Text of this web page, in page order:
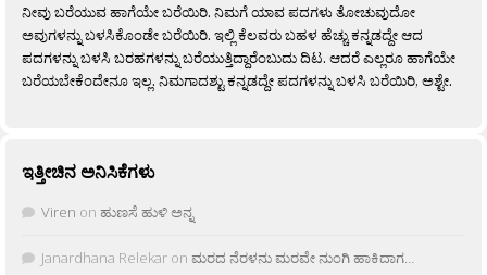
ನೀವು ಬರೆಯುವ ಹಾಗೆಯೇ ಬರೆಯಿರಿ. ನಿಮಗೆ ಯಾವ ಪದಗಳು ತೋಚುವುದೋ
ಅವುಗಳನ್ನು ಬಳಸಿಕೊಂಡೇ ಬರೆಯಿರಿ. ಇಲ್ಲಿ ಕೆಲವರು ಬಹಳ ಹೆಚ್ಚು ಕನ್ನಡದ್ದೇ ಆದ
ಪದಗಳನ್ನು ಬಳಸಿ ಬರಹಗಳನ್ನು ಬರೆಯುತ್ತಿದ್ದಾರೆಂಬುದು ದಿಟ. ಆದರೆ ಎಲ್ಲರೂ ಹಾಗೆಯೇ
ಬರೆಯಬೇಕೆಂದೇನೂ ಇಲ್ಲ. ನಿಮಗಾದಶ್ಟು ಕನ್ನಡದ್ದೇ ಪದಗಳನ್ನು ಬಳಸಿ ಬರೆಯಿರಿ, ಅಶ್ಟೇ.
ಇತ್ತೀಚಿನ ಅನಿಸಿಕೆಗಳು
Viren on ಹುಣಸೆ ಹುಳಿ ಅನ್ನ
Janardhana Relekar on ಮರದ ನೆರಳನು ಮರವೇ ನುಂಗಿ ಹಾಕಿದಾಗ…